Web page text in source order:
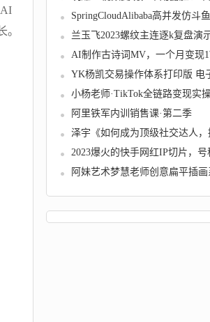
兰玉飞2023螺纹主连逐k复盘演
YK杨凯交易操作体系打印版 电
阿里铁军内训销售课·第二季